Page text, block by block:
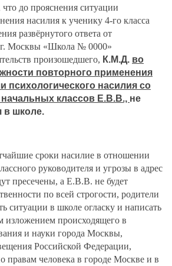
до прояснения ситуации
насилия к ученику 4-го класса
развёрнутого ответа от
Москвы «Школа № 0000»
произошедшего, К.М.Д. во
повторного применения
психологического насилия со
классов Е.В.В., не
в школе.
сроки насилие в отношении
руководителя и угрозы в адрес
пресечены, а Е.В.В. не будет
по всей строгости, родители
ситуации в школе огласку и написать
происходящего в
и науки города Москвы,
Российской Федерации,
правам человека в городе Москве и в